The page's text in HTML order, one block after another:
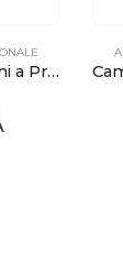
Camice Medico Bottoni a Pressione